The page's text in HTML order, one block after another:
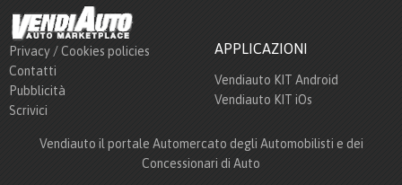
Privacy / Cookies policies
Contatti
Pubblicità
Scrivici
APPLICAZIONI
Vendiauto KIT Android
Vendiauto KIT iOs
Vendiauto il portale Automercato degli Automobilisti e dei
Concessionari di Auto